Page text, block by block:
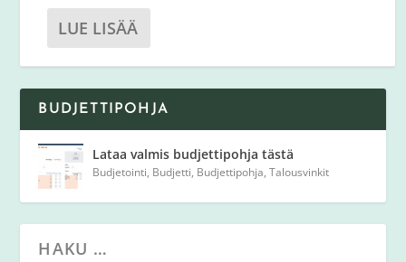
LUE LISÄÄ
BUDJETTIPOHJA
Lataa valmis budjettipohja tästä
Budjetointi, Budjetti, Budjettipohja,Talousvinkit